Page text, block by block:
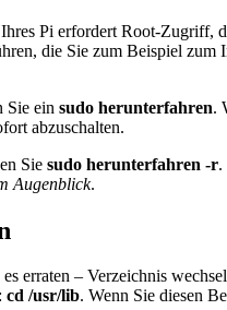
Pi erfordert Root-Zugriff,
die Sie zum Beispiel
Sie ein sudo herunterfahren.
abzuschalten.
Sie sudo herunterfahren -r.
Augenblick.
erraten – Verzeichnis
cd /usr/lib. Wenn Sie diesen